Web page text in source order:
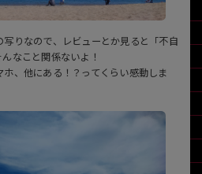
りなので、レビューとか見ると「不自
なこと関係ないよ！
、他にある！？ってくらい感動しま